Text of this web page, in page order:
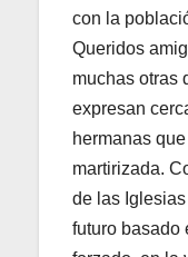
con la
Queridos
muchas otras
expresan
hermanas
martirizada.
de las
futuro basado